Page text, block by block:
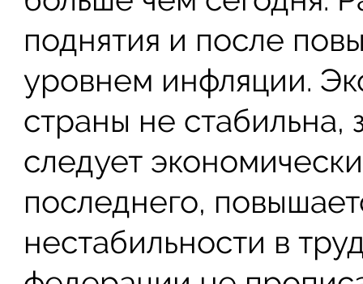
поднятия и после
уровнем инфляции.
страны не стабильна,
следует
последнего,
нестабильности в